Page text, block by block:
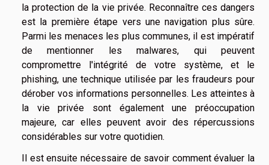
la protection de la vie privée. Reconnaître ces dangers
est la première étape vers une navigation plus sûre.
Parmi les menaces les plus communes, il est impératif
de mentionner les malwares, qui peuvent
compromettre l'intégrité de votre système, et le
phishing, une technique utilisée par les fraudeurs pour
dérober vos informations personnelles. Les atteintes à
la vie privée sont également une préoccupation
majeure, car elles peuvent avoir des répercussions
considérables sur votre quotidien.
Il est ensuite nécessaire de savoir comment évaluer la